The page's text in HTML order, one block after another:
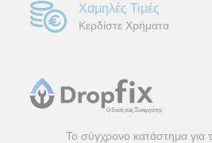
Χαμηλές Τιμές
Κερδίστε Χρήματα
Το σύγχρονο κατάστημα για